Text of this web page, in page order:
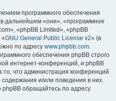
программного обеспечения
дальнейшем «они», «программное
«phpBB Limited», «phpBB
«GNU General Public License v2» (в
по адресу www.phpbb.com.
обеспечения phpBB строго
интернет-конференций, и phpBB
то, что администрация конференций
содержания и/или поведения в них.
обращайтесь по адресу